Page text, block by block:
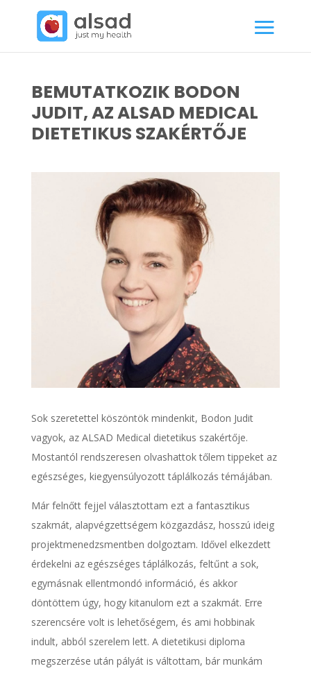
BEMUTATKOZIK BODON
JUDIT, AZ ALSAD MEDICAL
DIETETIKUS SZAKÉRTŐJE
Sok szeretettel köszöntök mindenkit, Bodon Judit
vagyok, az ALSAD Medical dietetikus szakértője.
Mostantól rendszeresen olvashattok tőlem tippeket az
egészséges, kiegyensúlyozott táplálkozás témájában.
Már felnőtt fejjel választottam ezt a fantasztikus
szakmát, alapvégzettségem közgazdász, hosszú ideig
projektmenedzsmentben dolgoztam. Idővel elkezdett
érdekelni az egészséges táplálkozás, feltűnt a sok,
egymásnak ellentmondó információ, és akkor
döntöttem úgy, hogy kitanulom ezt a szakmát. Erre
szerencsére volt is lehetőségem, és ami hobbinak
indult, abból szerelem lett. A dietetikusi diploma
megszerzése után pályát is váltottam, bár munkám